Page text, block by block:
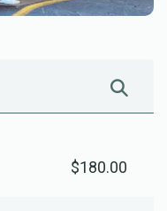
$180.00